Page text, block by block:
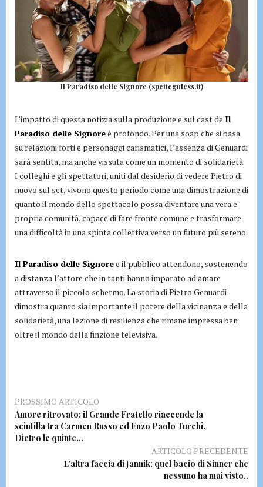
Il Paradiso delle Signore (spetteguless.it)
L’impatto di questa notizia sulla produzione e sul cast de Il
Paradiso delle Signoreè profondo. Per una soap che si basa
su relazioni forti e personaggi carismatici, l’assenza di Genuardi
sarà sentita, ma anche vissuta come un momento di solidarietà.
I colleghi e gli spettatori, uniti dal desiderio di vedere Pietro di
nuovo sul set, vivono questo periodo come una dimostrazione di
quanto il mondo dello spettacolo possa diventare una vera e
propria comunità, capace di fare fronte comune e trasformare
una difficoltà in una spinta collettiva verso un futuro più sereno.
Il Paradiso delle Signoree il pubblico attendono, sostenendo
a distanza l’attore che in tanti hanno imparato ad amare
attraverso il piccolo schermo. La storia di Pietro Genuardi
dimostra quanto sia importante il potere della vicinanza e della
solidarietà, una lezione di resilienza che rimane impressa ben
oltre il mondo della finzione televisiva.
PROSSIMO ARTICOLO
Amore ritrovato: il Grande Fratello riaccende la
scintilla tra Carmen Russo ed Enzo Paolo Turchi.
Dietro le quinte…
ARTICOLO PRECEDENTE
L’altra faccia di Jannik: quel bacio di Sinner che
nessuno ha mai visto..